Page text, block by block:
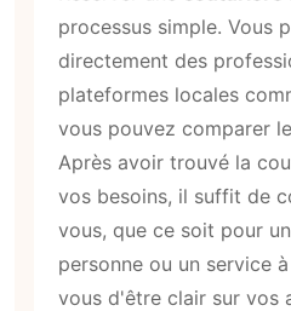
processus simple. Vous
directement des
plateformes locales
vous pouvez comparer
Après avoir trouvé la
vos besoins, il suffit de
vous, que ce soit pour
personne ou un service
vous d'être clair sur vos